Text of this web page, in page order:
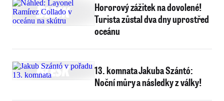
Hororový zážitek na dovolené!
Turista zůstal dva dny uprostřed
oceánu
13. komnata Jakuba Szántó:
Noční můry a následky z války!